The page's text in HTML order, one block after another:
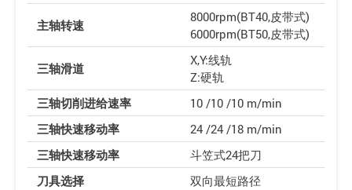
主轴转速
8000rpm(BT40,皮带式)
6000rpm(BT50,皮带式)
三轴滑道
X,Y:线轨
Z:硬轨
三轴切削进给速率
10 /10 /10 m/min
三轴快速移动率
24 /24 /18 m/min
三轴快速移动率
斗笠式24把刀
刀具选择
双向最短路径